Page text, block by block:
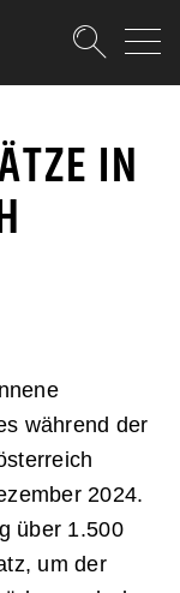
IN
während der
2024.
über 1.500
um der